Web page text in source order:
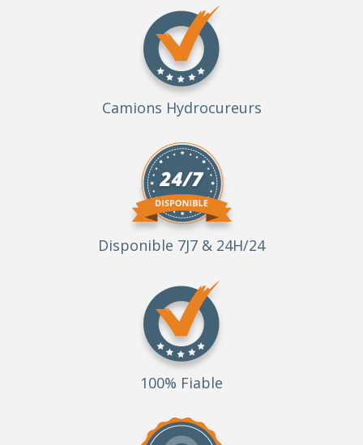
Camions Hydrocureurs
Disponible 7J7 & 24H/24
100% Fiable